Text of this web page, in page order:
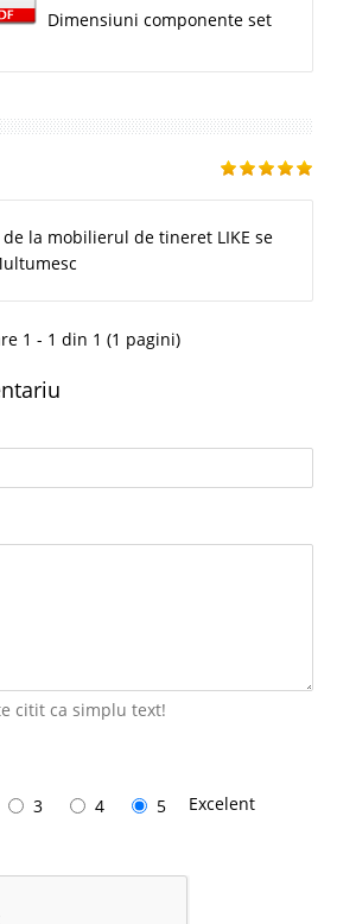
Dimensiuni componente set
la mobilierul de tineret LIKE se
1 - 1 din 1 (1 pagini)
citit ca simplu text!
3 4 5 Excelent